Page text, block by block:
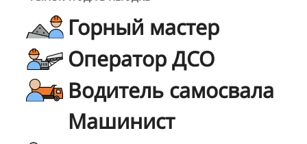
Горный мастер
Оператор ДСО
Водитель самосвала
Машинист